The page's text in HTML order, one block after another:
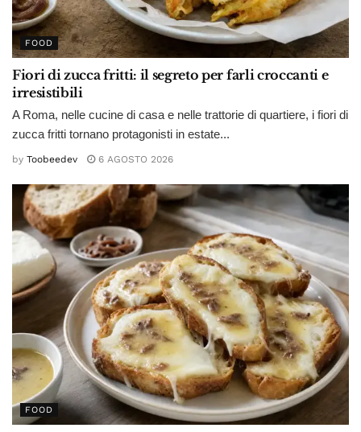
FOOD
Fiori di zucca fritti: il segreto per farli croccanti e
irresistibili
A Roma, nelle cucine di casa e nelle trattorie di quartiere, i fiori di
zucca fritti tornano protagonisti in estate...
by Toobeedev 6 AGOSTO 2026
FOOD